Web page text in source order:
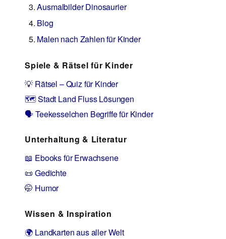
Ausmalbilder Dinosaurier
Blog
Malen nach Zahlen für Kinder
Spiele & Rätsel für Kinder
💡 Rätsel – Quiz für Kinder
🗺️ Stadt Land Fluss Lösungen
🗣️ Teekesselchen Begriffe für Kinder
Unterhaltung & Literatur
📖 Ebooks für Erwachsene
📜 Gedichte
🤭 Humor
Wissen & Inspiration
🌍 Landkarten aus aller Welt